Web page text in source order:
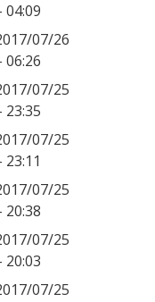
04:09
07/26
06:26
07/25
23:35
07/25
23:11
07/25
20:38
07/25
20:03
07/25